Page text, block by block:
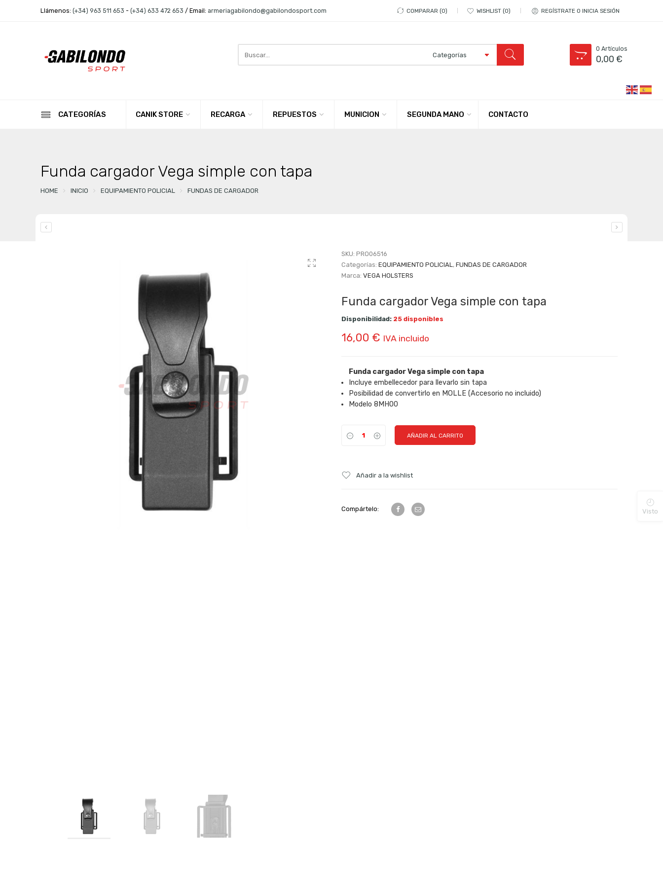
Llámenos: (+34) 963 511 653 - (+34) 633 472 653 / Email: armeriagabilondo@gabilondosport.com COMPARAR 0 WISHLIST 0 REGÍSTRATE O INICIA SESIÓN
here
0 Artículos
0,00€
CATEGORÍAS CANIK STORE RECARGA REPUESTOS MUNICION SEGUNDA MANO CONTACTO
Funda cargador Vega simple con tapa
HOME INICIO EQUIPAMIENTO POLICIAL FUNDAS DE CARGADOR
SKU: PRO06516
Categorías: EQUIPAMIENTO POLICIAL, FUNDAS DE CARGADOR
Marca: VEGA HOLSTERS
Funda cargador Vega simple con tapa
Disponibilidad: 25 disponibles
16,00 € IVA incluido
Funda cargador Vega simple con tapa
Incluye embellecedor para llevarlo sin tapa
Posibilidad de convertirlo en MOLLE (Accesorio no incluido)
Modelo 8MH00
AÑADIR AL CARRITO
Añadir a la wishlist
Compártelo: Visto